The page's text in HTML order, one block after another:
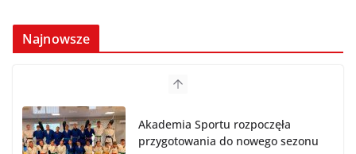
Najnowsze
Akademia Sportu rozpoczęła
przygotowania do nowego sezonu